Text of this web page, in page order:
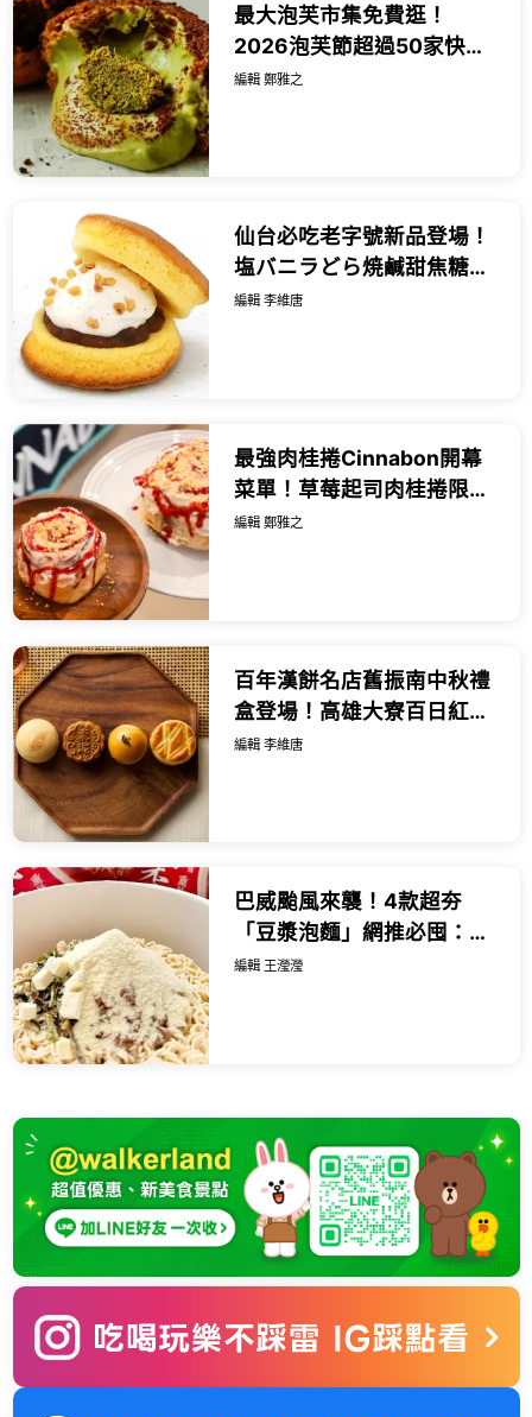
最大泡芙市集免費逛！
2026泡芙節超過50家快閃
松菸，杜拜開心果、薄巧泡
編輯 鄭雅之
仙台必吃老字號新品登場！
塩バニラどら焼鹹甜焦糖脆
粒爆餡，JR仙台站快閃限定
編輯 李維唐
最強肉桂捲Cinnabon開幕
菜單！草莓起司肉桂捲限量
30顆，赤峰街甜點必排。
編輯 鄭雅之
百年漢餅名店舊振南中秋禮
盒登場！高雄大寮百日紅蜜
紅豆蛋黃酥與噶瑪蘭聯名大
編輯 李維唐
巴威颱風來襲！4款超夯
「豆漿泡麵」網推必囤：麻
辣豆漿麵溫潤麻奶香一吃上
編輯 王瀅瀅